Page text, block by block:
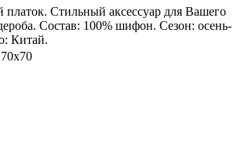
Стильный аксессуар для Вашего
Состав: 100% шифон. Сезон: осень-
Китай.
70x70